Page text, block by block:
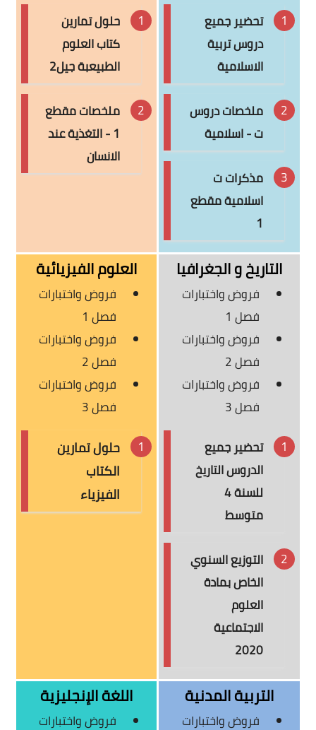
تحضير جميع
دروس تربية
الاسلامية
ملخصات دروس
ت - اسلامية
مذكرات ت
اسلامية مقطع
1
حلول تمارين
كتاب العلوم
الطبيعبة جيل2
ملخصات مقطع
1 - التغذية عند
الانسان
التاريخ و الجغرافيا
فروض واختبارات
فصل 1
فروض واختبارات
فصل 2
فروض واختبارات
فصل 3
تحضير جميع
الدروس التاريخ
للسنة 4
متوسط
التوزيع السنوي
الخاص بمادة
العلوم
الاجتماعية
2020
العلوم الفيزيائية
فروض واختبارات
فصل 1
فروض واختبارات
فصل 2
فروض واختبارات
فصل 3
حلول تمارين
الكتاب
الفيزياء
التربية المدنية
فروض واختبارات
اللغة الإنجليزية
فروض واختبارات